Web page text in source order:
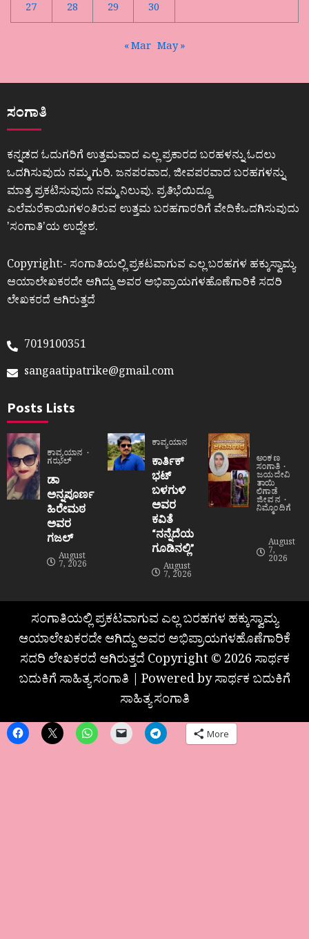
27
28 29 30
« Mar May »
ಸಂಗಾತಿ
ಕನ್ನಡದ ಓದುಗರಿಗೆ ಉತ್ತಮವಾದ ಎಲ್ಲ ಪ್ರಕಾರದ ಬರಹಳನ್ನು ಓದಲು
ಒದಗಿಸುವುದು ನಮ್ಮ ಗುರಿ. ಜನಪರವಾದ, ಜೀವಪರವಾದ ಬರಹಗಳನ್ನು
ಮಾತ್ರ ಪ್ರಕಟಿಸುವುದು ನಮ್ಮ ನಿಲುವು. ಪ್ರತಿಭೆಯಿದ್ದೂ
ಎಲೆಮರೆಕಾಯಿಗಳಂತಿರುವ ಉತ್ತಮ ಬರಹಗಾರರಿಗೆ ವೇದಿಕೆಒದಗಿಸುವುದು
ʼಸಂಗಾತಿʼಯ ಉದ್ದೇಶ.
Copyright:- ಸಂಗಾತಿಯಲ್ಲಿ ಪ್ರಕಟವಾಗುವ ಎಲ್ಲ ಬರಹಗಳ ಹಕ್ಕುಸ್ವಾಮ್ಯ
ಆಯಾಲೇಖಕರದೇ ಆಗಿದ್ದು ಅವರ ಅಭಿಪ್ರಾಯಗಳಹೊಣೆಗಾರಿಕೆ ಸದರಿ
ಲೇಖಕರದೆ ಆಗಿರುತ್ತದೆ
7019100351
sangaatipatrike@gmail.com
Posts Lists
ಕಾವ್ಯಯಾನ
ಗಝಲ್
ಡಾ
ಅನ್ನಪೂರ್ಣ
ಹಿರೇಮಠ
ಅವರ
ಗಜಲ್
August
7, 2026
ಕಾವ್ಯಯಾನ
ಕಾರ್ತಿಕ್
ಭಟ್
ಬಳಗುಳಿ
ಅವರ
ಕವಿತೆ
“ನನ್ನೆದೆಯ
ಗೂಡಿನಲ್ಲಿ”
August
7, 2026
ಅಂಕಣ
ಸಂಗಾತಿ
ಜಯದೇವಿ
ತಾಯಿ
ಲಿಗಾಡೆ
ಜೀವನ
ನಿಮ್ಮೊಂದಿಗೆ
August
7,
2026
ಸಂಗಾತಿಯಲ್ಲಿ ಪ್ರಕಟವಾಗುವ ಎಲ್ಲ ಬರಹಗಳ ಹಕ್ಕುಸ್ವಾಮ್ಯ
ಆಯಾಲೇಖಕರದೇ ಆಗಿದ್ದು ಅವರ ಅಭಿಪ್ರಾಯಗಳಹೊಣೆಗಾರಿಕೆ
ಸದರಿ ಲೇಖಕರದೆ ಆಗಿರುತ್ತದೆ Copyright © 2026 ಸಾರ್ಥಕ
ಬದುಕಿಗೆ ಸಾಹಿತ್ಯ ಸಂಗಾತಿ | Powered by ಸಾರ್ಥಕ ಬದುಕಿಗೆ
ಸಾಹಿತ್ಯ ಸಂಗಾತಿ
More